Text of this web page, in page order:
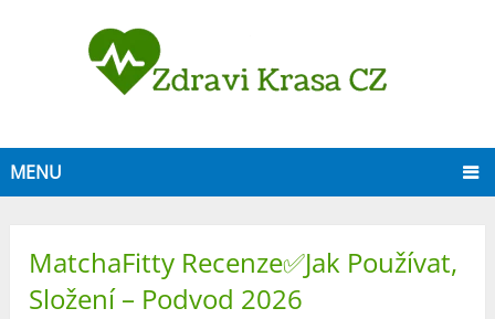
MENU
MatchaFitty Recenze✅Jak Používat,
Složení – Podvod 2026